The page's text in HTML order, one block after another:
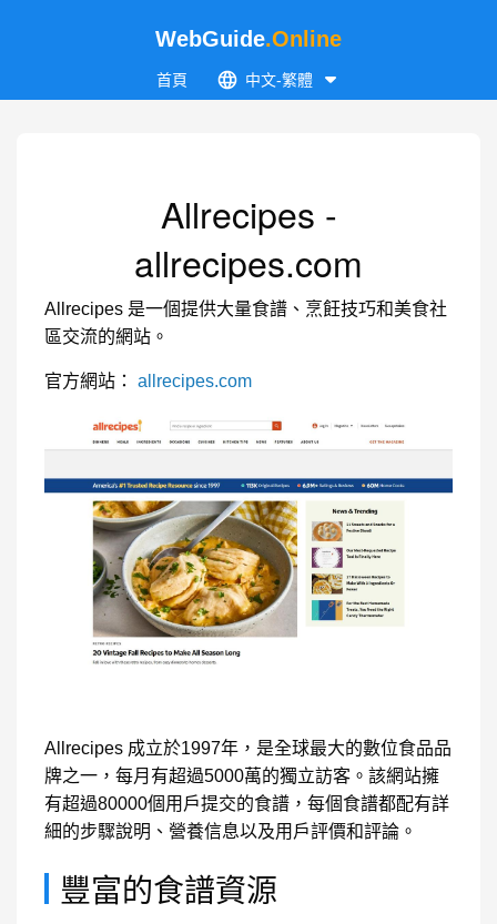
WebGuide.Online
首頁 中文-繁體
Allrecipes -
allrecipes.com
Allrecipes 是一個提供大量食譜、烹飪技巧和美食社
區交流的網站。
官方網站： allrecipes.com
Allrecipes 成立於1997年，是全球最大的數位食品品
牌之一，每月有超過5000萬的獨立訪客。該網站擁
有超過80000個用戶提交的食譜，每個食譜都配有詳
細的步驟說明、營養信息以及用戶評價和評論。
豐富的食譜資源